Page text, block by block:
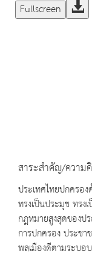
Fullscreen
สาระสำคัญ/ความ
ประเทศไทยปกครอ
ทรงเป็นประมุข ทรง
กฎหมายสูงสุดของป
การปกครอง ประช
พลเมืองดีตามระบอ